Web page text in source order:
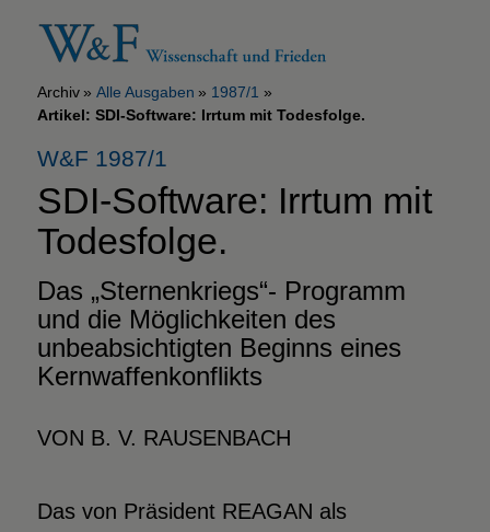
Archiv Alle Ausgaben
1987/1
Artikel: SDI-Software: Irrtum mit Todesfolge.
W&F 1987/1
SDI-Software: Irrtum mit
Todesfolge.
Das „Sternenkriegs“- Programm
und die Möglichkeiten des
unbeabsichtigten Beginns eines
Kernwaffenkonflikts
VON B. V. RAUSENBACH
Das von Präsident REAGAN als